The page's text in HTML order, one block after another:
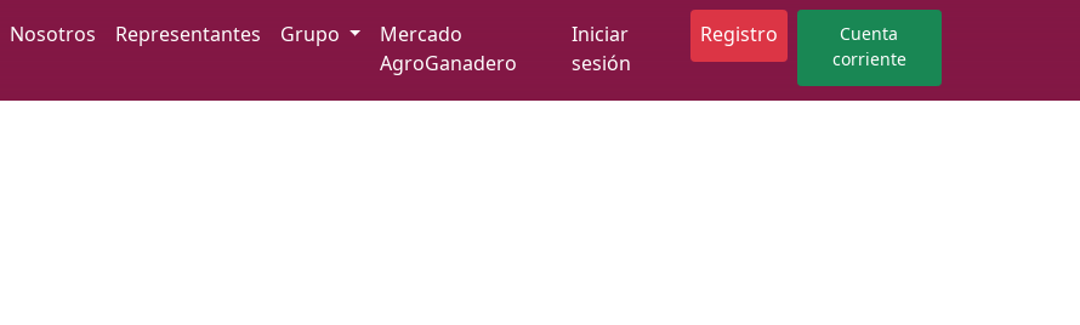
Nosotros Representantes Grupo
Mercado
AgroGanadero
Iniciar
sesión
Registro
Cuenta
corriente
Iniciar sesión